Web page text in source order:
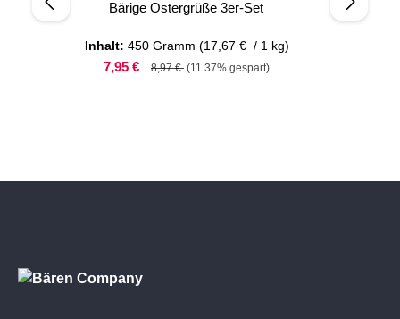
Bärige Ostergrüße 3er-Set
Inhalt: 450 Gramm (17,67 € / 1 kg)
7,95 € 8,97 € (11.37% gespart)